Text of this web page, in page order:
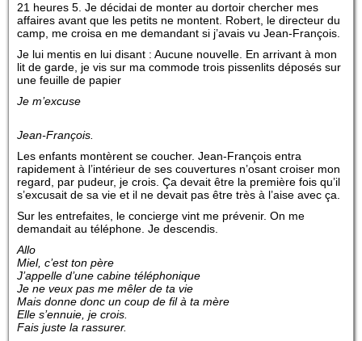
21 heures 5. Je décidai de monter au dortoir chercher mes
affaires avant que les petits ne montent. Robert, le directeur du
camp, me croisa en me demandant si j’avais vu Jean-François.
Je lui mentis en lui disant : Aucune nouvelle. En arrivant à mon
lit de garde, je vis sur ma commode trois pissenlits déposés sur
une feuille de papier
Je m’excuse
Jean-François.
Les enfants montèrent se coucher. Jean-François entra
rapidement à l’intérieur de ses couvertures n’osant croiser mon
regard, par pudeur, je crois. Ça devait être la première fois qu’il
s’excusait de sa vie et il ne devait pas être très à l’aise avec ça.
Sur les entrefaites, le concierge vint me prévenir. On me
demandait au téléphone. Je descendis.
Allo
Miel, c’est ton père
J’appelle d’une cabine téléphonique
Je ne veux pas me mêler de ta vie
Mais donne donc un coup de fil à ta mère
Elle s’ennuie, je crois.
Fais juste la rassurer.